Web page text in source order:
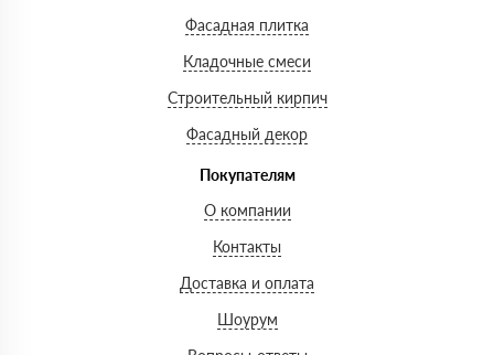
Фасадная плитка
Кладочные смеси
Строительный кирпич
Фасадный декор
Покупателям
О компании
Контакты
Доставка и оплата
Шоурум